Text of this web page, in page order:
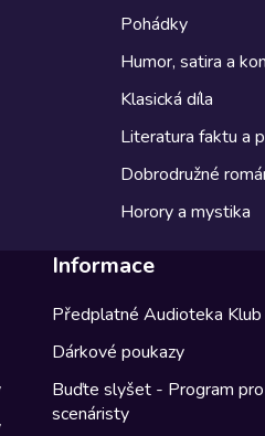
Pohádky
Humor, satira a
Klasická díla
Literatura faktu a
Dobrodružné
Horory a mystika
Informace
Předplatné Audioteka Klub
Dárkové poukazy
Buďte slyšet - Program
scenáristy